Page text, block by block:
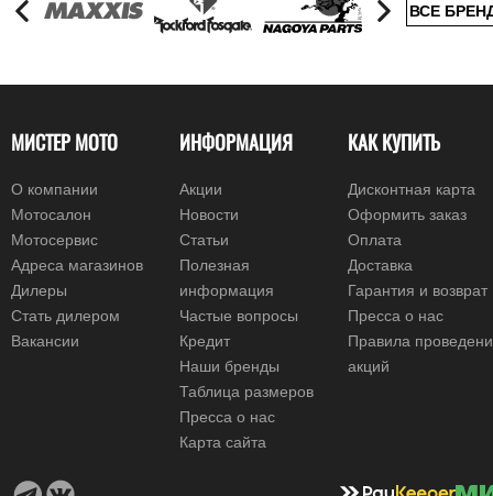
ВСЕ
МИСТЕР МОТО
О компании
Мотосалон
Мотосервис
Адреса магазинов
Дилеры
Стать дилером
Вакансии
ИНФОРМАЦИЯ
Акции
Новости
Статьи
Полезная
информация
Частые вопросы
Кредит
Наши бренды
Таблица размеров
Пресса о нас
Карта сайта
КАК КУПИТЬ
Дисконтная карта
Оформить заказ
Оплата
Доставка
Гарантия и возврат
Пресса о нас
Правила
акций